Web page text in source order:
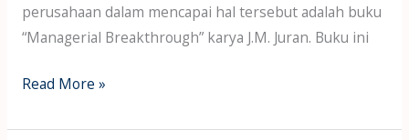
perusahaan dalam mencapai hal tersebut adalah buku
“Managerial Breakthrough” karya J.M. Juran. Buku ini
Read More »